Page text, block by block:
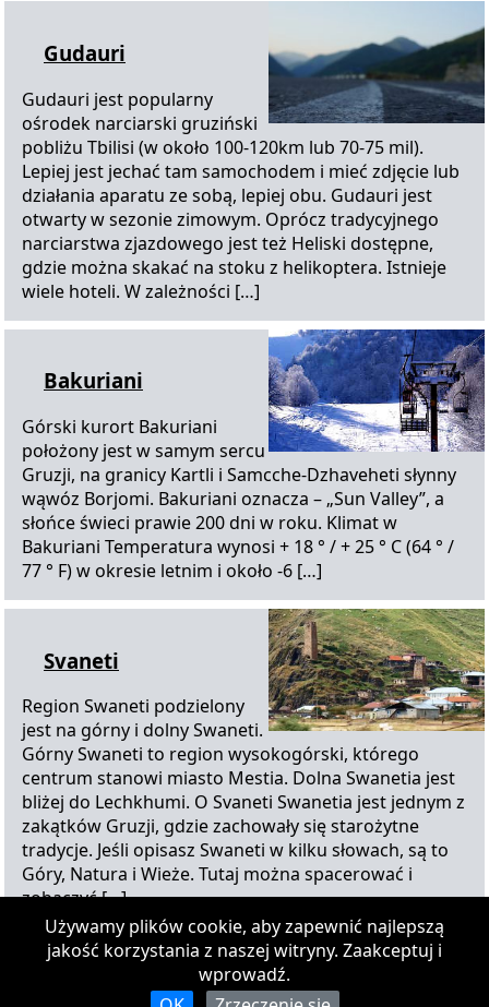
Gudauri
Gudauri jest popularny
ośrodek narciarski gruziński
pobliżu Tbilisi (w około 100-120km lub 70-75 mil).
Lepiej jest jechać tam samochodem i mieć zdjęcie lub
działania aparatu ze sobą, lepiej obu. Gudauri jest
otwarty w sezonie zimowym. Oprócz tradycyjnego
narciarstwa zjazdowego jest też Heliski dostępne,
gdzie można skakać na stoku z helikoptera. Istnieje
wiele hoteli. W zależności […]
Bakuriani
Górski kurort Bakuriani
położony jest w samym sercu
Gruzji, na granicy Kartli i Samcche-Dzhaveheti słynny
wąwóz Borjomi. Bakuriani oznacza – „Sun Valley”, a
słońce świeci prawie 200 dni w roku. Klimat w
Bakuriani Temperatura wynosi + 18 ° / + 25 ° C (64 ° /
77 ° F) w okresie letnim i około -6 […]
Svaneti
Region Swaneti podzielony
jest na górny i dolny Swaneti.
Górny Swaneti to region wysokogórski, którego
centrum stanowi miasto Mestia. Dolna Swanetia jest
bliżej do Lechkhumi. O Svaneti Swanetia jest jednym z
zakątków Gruzji, gdzie zachowały się starożytne
tradycje. Jeśli opisasz Swaneti w kilku słowach, są to
Góry, Natura i Wieże. Tutaj można spacerować i
zobaczyć […]
O nas|Łączność |Zrzeczenie się
Podczas korzystania z dowolnych treści na stronie docelowa strona powinna zawierać link do strony
głównej airgeo.org, autorstwo powinno być zastrzeżone.
Używamy plików cookie, aby zapewnić najlepszą
jakość korzystania z naszej witryny. Zaakceptuj i
wprowadź.